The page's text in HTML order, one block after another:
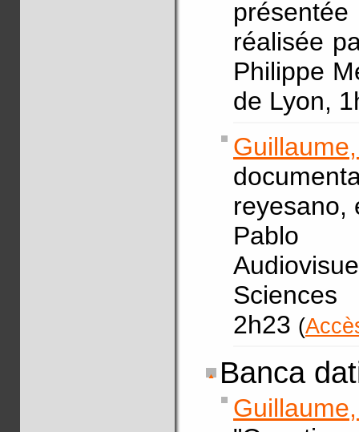
réalisée
Philippe
de Lyon,
reyesano,
Pablo
2h23 (
Banca